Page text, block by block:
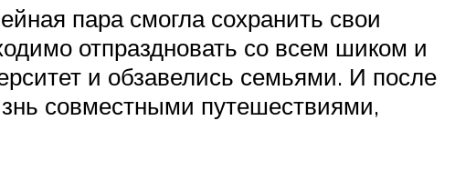
пара смогла сохранить свои
отпраздновать со всем шиком и
и обзавелись семьями. И после
совместными путешествиями,